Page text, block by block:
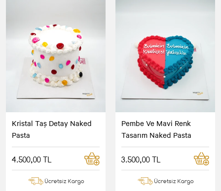
Kristal Taş Detay Naked
Pasta
4.500,00 TL
Ücretsiz Kargo
Pembe Ve Mavi Renk
Tasarım Naked Pasta
3.500,00 TL
Ücretsiz Kargo